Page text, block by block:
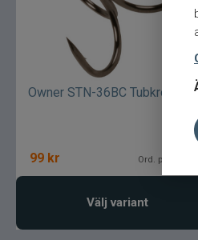
Owner STN-36BC Tubkrok
99 kr Ord. pris 109 kr
Välj variant